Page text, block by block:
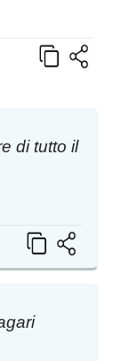
di tutto il